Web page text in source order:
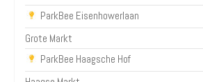
ParkBee Eisenhowerlaan
Grote Markt
ParkBee Haagsche Hof